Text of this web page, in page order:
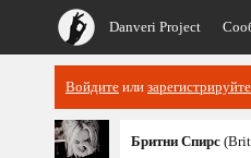
Danveri Project
Войдите или
Бритни Спирс